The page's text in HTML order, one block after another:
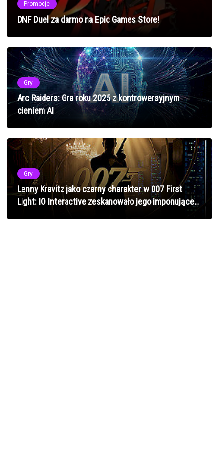
Promocje
DNF Duel za darmo na Epic Games Store!
Gry
Arc Raiders: Gra roku 2025 z kontrowersyjnym
cieniem AI
Gry
Lenny Kravitz jako czarny charakter w 007 First
Light: IO Interactive zeskanowało jego imponujące